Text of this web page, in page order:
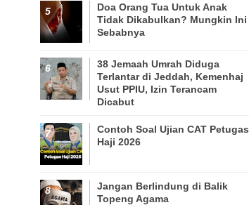
Doa Orang Tua Untuk Anak
Tidak Dikabulkan? Mungkin Ini
Sebabnya
38 Jemaah Umrah Diduga
Terlantar di Jeddah, Kemenhaj
Usut PPIU, Izin Terancam
Dicabut
Contoh Soal Ujian CAT Petugas
Haji 2026
Jangan Berlindung di Balik
Topeng Agama